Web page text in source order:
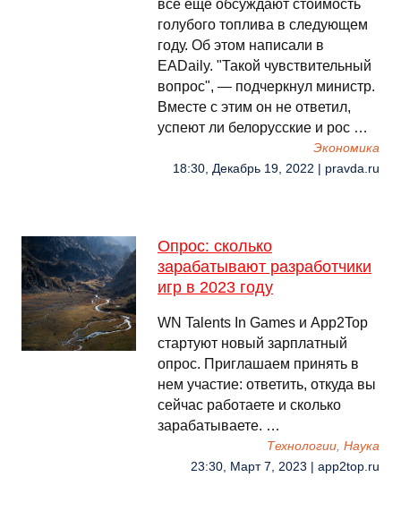
всё ещё обсуждают стоимость
голубого топлива в следующем
году. Об этом написали в
EADaily. "Такой чувствительный
вопрос", — подчеркнул министр.
Вместе с этим он не ответил,
успеют ли белорусские и рос …
Экономика
18:30, Декабрь 19, 2022 | pravda.ru
Опрос: сколько
зарабатывают разработчики
игр в 2023 году
WN Talents In Games и App2Top
стартуют новый зарплатный
опрос. Приглашаем принять в
нем участие: ответить, откуда вы
сейчас работаете и сколько
зарабатываете. …
Технологии, Наука
23:30, Март 7, 2023 | app2top.ru